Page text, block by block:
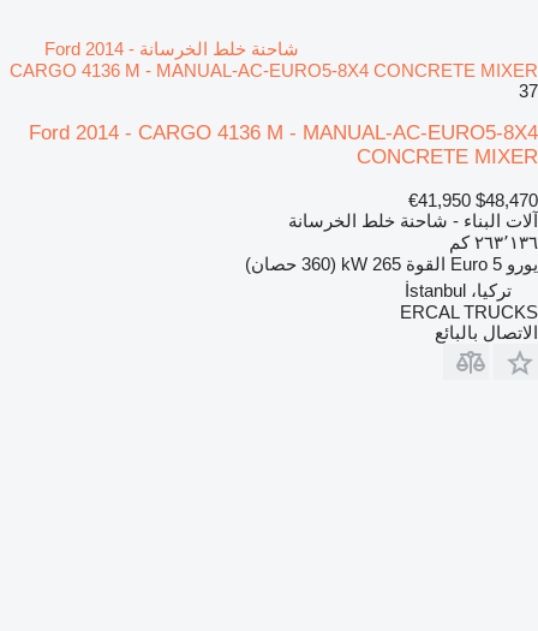
شاحنة خلط الخرسانة Ford 2014 -
CARGO 4136 M - MANUAL-AC-EURO5-8X4 CONCRETE MIXER
37
Ford 2014 - CARGO 4136 M - MANUAL-AC-EURO5-8X4
CONCRETE MIXER
$48,470
€41,950
آلات البناء - شاحنة خلط الخرسانة
٢٦٣٬١٣٦ كم
يورو Euro 5 القوة 265 kW (360 حصان)
تركيا، İstanbul
ERCAL TRUCKS
الاتصال بالبائع